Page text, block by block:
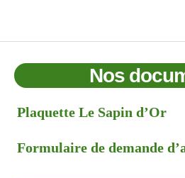
Nos
Plaquette Le Sapin d’Or
Formulaire de demande